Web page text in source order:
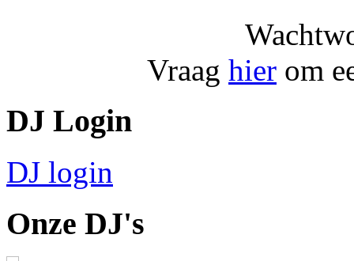
Vraag hier om
DJ Login
DJ login
Onze DJ's